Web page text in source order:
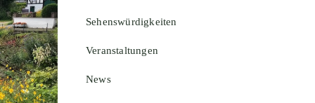
Sehenswürdigkeiten
Veranstaltungen
News